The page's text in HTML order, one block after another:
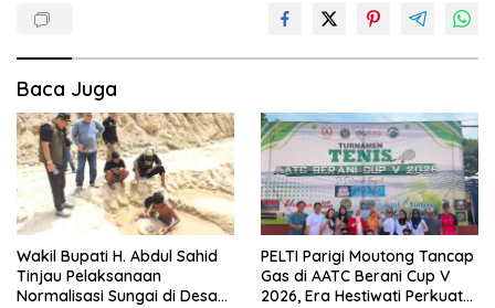
Baca Juga
Wakil Bupati H. Abdul Sahid
Tinjau Pelaksanaan
Normalisasi Sungai di Desa
PELTI Parigi Moutong Tancap
Gas di AATC Berani Cup V
2026, Era Hestiwati Perkuat